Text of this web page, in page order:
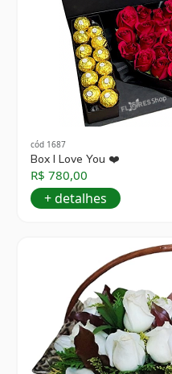
cód 1687
Box I Love You ❤️
R$ 780,00
+ detalhes